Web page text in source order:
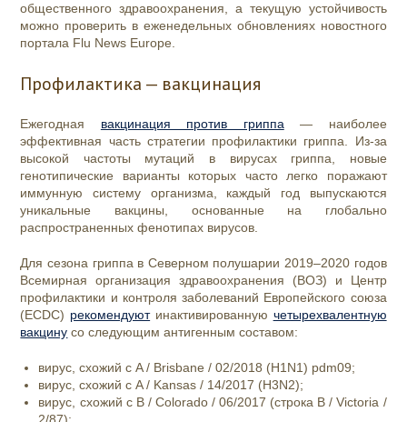
общественного здравоохранения, а текущую устойчивость
можно проверить в еженедельных обновлениях новостного
портала Flu News Europe.
Профилактика — вакцинация
Ежегодная вакцинация против гриппа — наиболее
эффективная часть стратегии профилактики гриппа . Из-за
высокой частоты мутаций в вирусах гриппа, новые
генотипические варианты которых часто легко поражают
иммунную систему организма, каждый год выпускаются
уникальные вакцины, основанные на глобально
распространенных фенотипах вирусов.
Для сезона гриппа в Северном полушарии 2019–2020 годов
Всемирная организация здравоохранения (ВОЗ) и Центр
профилактики и контроля заболеваний Европейского союза
(ECDC) рекомендуютинактивированную четырехвалентную
вакцину со следующим антигенным составом:
вирус, схожий с A / Brisbane / 02/2018 (H1N1) pdm09;
вирус, схожий с A / Kansas / 14/2017 (H3N2);
вирус, схожий с B / Colorado / 06/2017 (строка B / Victoria /